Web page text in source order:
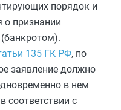
порядок и
о признании
135 ГК РФ, по
заявление должно
в нем
соответствии с